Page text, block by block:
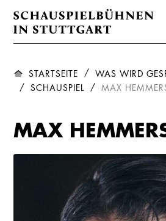
STARTSEITE WAS WIRD
SCHAUSPIEL
MAX
MAX